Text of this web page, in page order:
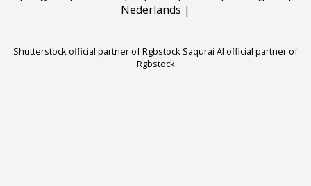
Nederlands |
Shutterstock official partner of Rgbstock Saqurai AI official partner of
Rgbstock